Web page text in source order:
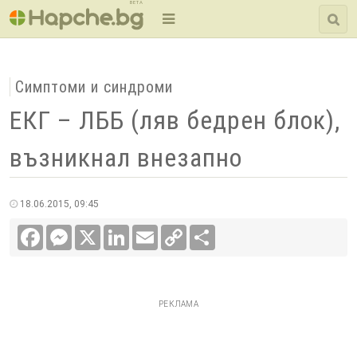
BETA
Симптоми и синдроми
ЕКГ – ЛББ (ляв бедрен блок),
възникнал внезапно
18.06.2015, 09:45
FacebookMessenger LinkedInEmail
Copy
Link
РЕКЛАМА